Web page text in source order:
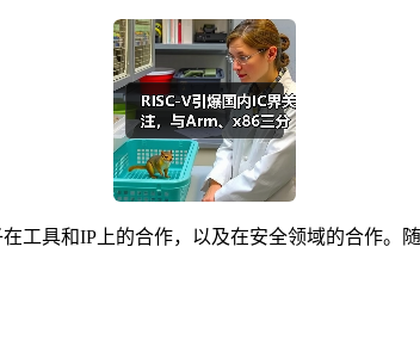
工具和IP上的合作，以及在安全领域的合作。